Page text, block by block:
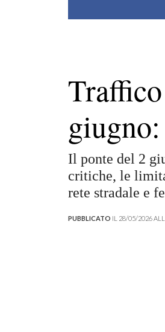
Il ponte del 2
critiche, le
rete stradale e
PUBBLICATO IL 28/05/2026